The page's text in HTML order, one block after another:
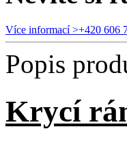
Více informací >+420 606
Popis
Krycí